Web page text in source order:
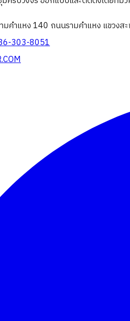
คำแหง 140 ถนนรามคำแหง แขวงส
303-8051